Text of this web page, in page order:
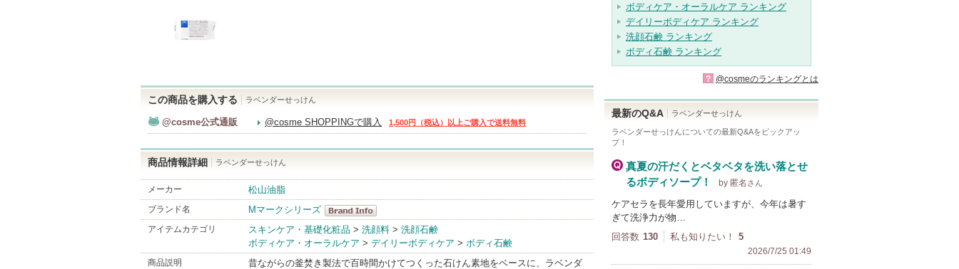
この商品を購入する ラベンダーせっけん
@cosme公式通販 @cosme SHOPPINGで購入 1,500円（税込）以上ご購入で送料無料
商品情報詳細 ラベンダーせっけん
メーカー 松山油脂
ブランド名
Mマークシリーズ
Mマークシリ
ーズ
BrandInfo
アイテムカテゴリ スキンケア・基礎化粧品 > 洗顔料 > 洗顔石鹸
ボディケア・オーラルケア > デイリーボディケア > ボディ石鹸
商品説明
昔ながらの釜焚き製法で百時間かけてつくった石けん素地をベースに、ラベンダ
ボディケア・オーラルケア ランキング
デイリーボディケア ランキング
洗顔石鹸 ランキング
ボディ石鹸 ランキング
? @cosmeのランキングとは
最新のQ&A ラベンダーせっけん
ラベンダーせっけんについての最新Q&Aをピックアッ
プ！
真夏の汗だくとベタベタを洗い落とせ
るボディソープ！
by 匿名 さん
ケアセラを長年愛用していますが、今年は暑す
ぎて洗浄力が物…
回答数 130 私も知りたい！ 5
2026/7/25 01:49